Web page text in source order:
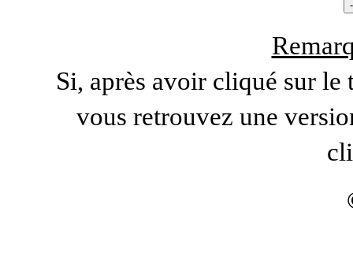
Si, après avoir cliqué sur le
vous retrouvez une